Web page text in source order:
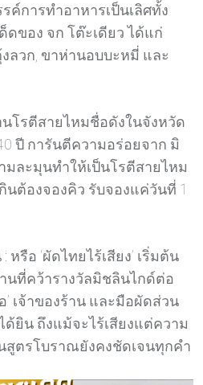
ค์การทำอาหารเป็นเลิศทั้ง
ดของ จก โต๊ะเดียว ได้แก่
ลวก, ขาห่านอบบะหมี่ และ
โรตีสายไหมชื่อดังในจังหวัด
ปี การันตีความอร่อยจาก มิ
ละมุนทำให้เป็นโรตีสายไหม
ต้องจองคิว รับจองแค่วันที่ 1
รือ ‘ผัดไทยไร้เสียง’ เริ่มต้น
นที่คว้ารางวัลมิชลินไกด์ต่อ
’ เจ้าของร้าน และมือผัดส่วน
ยิน ถึงแม้จะไร้เสียงแต่ความ
สูตรโบราณยังคงชัดเจนทุกคำ